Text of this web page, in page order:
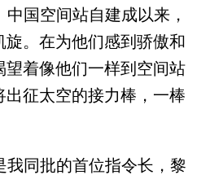
国空间站自建成以来，
旋。在为他们感到骄傲和
望着像他们一样到空间站
征太空的接力棒，一棒
我同批的首位指令长，黎